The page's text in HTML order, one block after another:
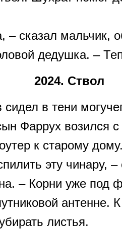
– сказал мальчик,
дедушка. –
2024. Ствол
в тени
Фаррух возился с
к старому
эту чинару,
– Корни уже под
антенне.
листья.